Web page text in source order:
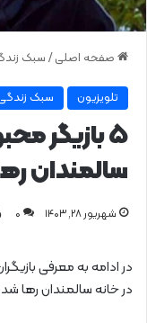
صفحه اصلی /سبک
تلویزیون سبک
5 بازیگر
سالمندان
شهریور ۲۸, ۱۴۰۳ 0
در ادامه به معرفی
در خانه سالمندان رها